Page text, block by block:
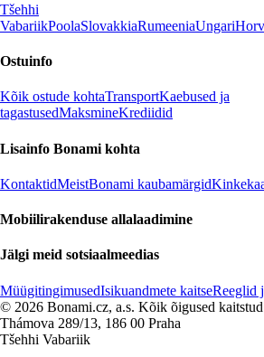
Tšehhi
VabariikPoolaSlovakkiaRumeeniaUngari
Ostuinfo
Kõik ostude kohtaTransportKaebused ja
tagastusedMaksmineKrediidid
Lisainfo Bonami kohta
KontaktidMeistBonami kaubamärgid
Mobiilirakenduse allalaadimine
Jälgi meid sotsiaalmeedias
MüügitingimusedIsikuandmete kaitseReeglid
© 2026 Bonami.cz, a.s. Kõik õigused
Thámova 289/13, 186 00 Praha
Tšehhi Vabariik